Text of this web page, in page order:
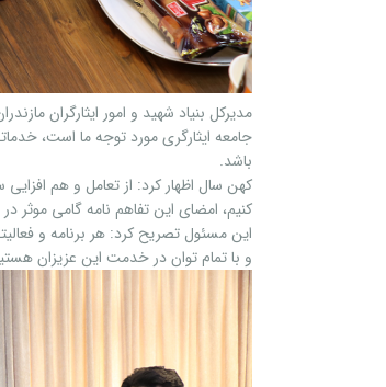
مدیرکل بنیاد شهید و امور ایثارگران
جامعه ایثارگری مورد توجه ما است،
باشد.
کهن سال اظهار کرد: از تعامل و هم افزایی
کنیم، امضای این تفاهم نامه گامی
این مسئول تصریح کرد: هر برنامه و
و با تمام توان در خدمت این عزیزان